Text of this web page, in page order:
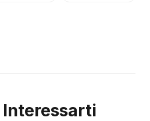
Interessarti